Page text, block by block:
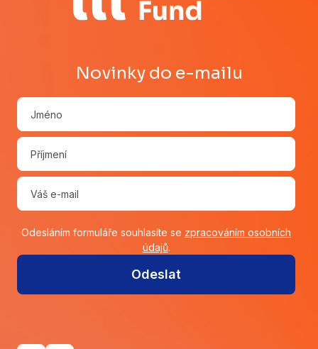
Novinky do e-mailu
Odesláním formuláře souhlasíte se zpracováním osobních
údajů.
Odeslat